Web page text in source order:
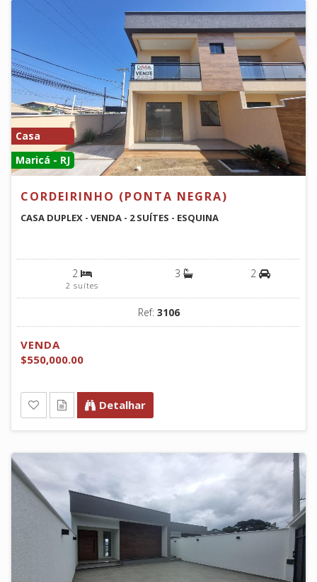
Casa
Maricá - RJ
CORDEIRINHO (PONTA NEGRA)
CASA DUPLEX - VENDA - 2 SUÍTES - ESQUINA
2
2 suítes
3 2
Ref: 3106
VENDA
$550,000.00
Detalhar